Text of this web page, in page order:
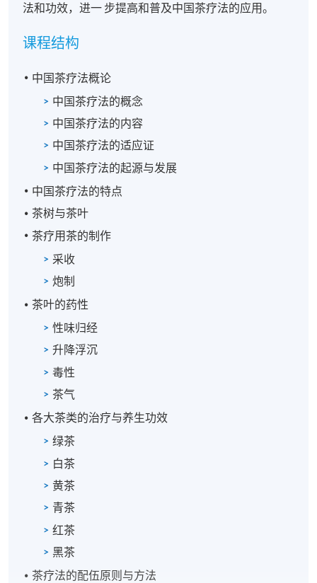
法和功效，进一 步提高和普及中国茶疗法的应用。
课程结构
中国茶疗法概论
中国茶疗法的概念
中国茶疗法的内容
中国茶疗法的适应证
中国茶疗法的起源与发展
中国茶疗法的特点
茶树与茶叶
茶疗用茶的制作
采收
炮制
茶叶的药性
性味归经
升降浮沉
毒性
茶气
各大茶类的治疗与养生功效
绿茶
白茶
黄茶
青茶
红茶
黑茶
茶疗法的配伍原则与方法